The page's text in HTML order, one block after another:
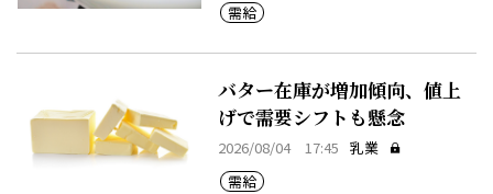
需給
バター在庫が増加傾向、値上
げで需要シフトも懸念
2026/08/04 17:45 乳業
需給